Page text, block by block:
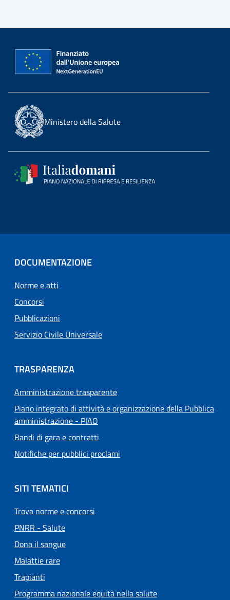
Ministero della Salute
DOCUMENTAZIONE
Norme e atti
Concorsi
Pubblicazioni
Servizio Civile Universale
TRASPARENZA
Amministrazione trasparente
Piano integrato di attività e organizzazione della Pubblica
amministrazione - PIAO
Bandi di gara e contratti
Notifiche per pubblici proclami
SITI TEMATICI
Trova norme e concorsi
PNRR - Salute
Dona il sangue
Malattie rare
Trapianti
Programma nazionale equità nella salute